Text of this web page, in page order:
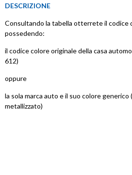
DESCRIZIONE
Consultando la tabella otterrete il codice
possedendo:
il codice colore originale della casa
612)
oppure
la sola marca auto e il suo colore generico
metallizzato)